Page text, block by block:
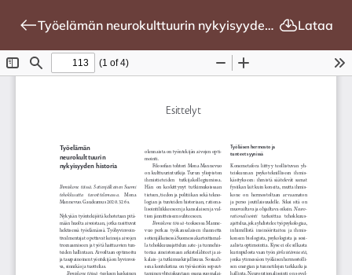
Työelämän neurokulttuurin nykyisyyden historia Lataa